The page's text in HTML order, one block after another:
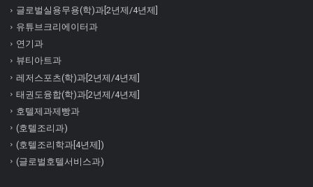
글로벌실용무용(학)과[2년제/4년제]
유튜브크리에이터과
연기과
뷰티아트과
레저스포츠(학)과[2년제/4년제]
태권도융합(학)과[2년제/4년제]
호텔제과제빵과
(호텔조리과)
(호텔조리학과[4년제])
(글로벌호텔서비스과)